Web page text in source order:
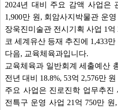
2024년 대비 주요 감액 사업은
1,900만 원, 회암사지박물관 운
장욱진미술관 전시기획 사업 1
코 세계유산 등재 추진에 1,433
다음, 교육체육과입니다.
교육체육과 일반회계 세출예산
전년 대비 18.8%, 53억 2,576만
주요 사업은 진로진학 업무추진
전특구 운영 사업 21억 750만 원